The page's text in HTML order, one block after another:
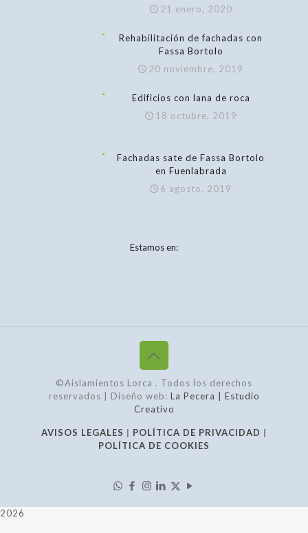
21 enero, 2020
Rehabilitación de fachadas con
Fassa Bortolo
20 noviembre, 2019
Edificios con lana de roca
18 octubre, 2019
Fachadas sate de Fassa Bortolo
en Fuenlabrada
6 agosto, 2019
Estamos en:
©Aislamientos Lorca . Todos los derechos
reservados | Diseño web: La Pecera | Estudio
Creativo
AVISOS LEGALES | POLÍTICA DE PRIVACIDAD |
POLÍTICA DE COOKIES
2026